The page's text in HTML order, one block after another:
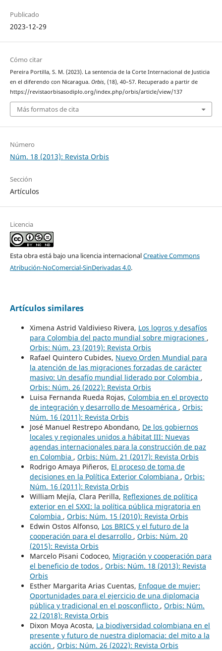
Publicado
2023-12-29
Cómo citar
Pereira Portilla, S. M. (2023). La sentencia de la Corte Internacional de Justicia
en el diferendo con Nicaragua. Orbis, (18), 40–57. Recuperado a partir de
https://revistaorbisasodiplo.org/index.php/orbis/article/view/137
Más formatos de cita
Número
Núm. 18 (2013): Revista Orbis
Sección
Artículos
Licencia
Esta obra está bajo una licencia internacionalCreative Commons
Atribución-NoComercial-SinDerivadas 4.0.
Artículos similares
Ximena Astrid Valdivieso Rivera, Los logros y desafíos
para Colombia del pacto mundial sobre migraciones ,
Orbis: Núm. 23 (2019): Revista Orbis
Rafael Quintero Cubides, Nuevo Orden Mundial para
la atención de las migraciones forzadas de carácter
masivo: Un desafío mundial liderado por Colombia ,
Orbis: Núm. 26 (2022): Revista Orbis
Luisa Fernanda Rueda Rojas, Colombia en el proyecto
de integración y desarrollo de Mesoamérica , Orbis:
Núm. 16 (2011): Revista Orbis
José Manuel Restrepo Abondano, De los gobiernos
locales y regionales unidos a hábitat III: Nuevas
agendas internacionales para la construcción de paz
en Colombia , Orbis: Núm. 21 (2017): Revista Orbis
Rodrigo Amaya Piñeros, El proceso de toma de
decisiones en la Política Exterior Colombiana , Orbis:
Núm. 16 (2011): Revista Orbis
William Mejía, Clara Perilla, Reflexiones de política
exterior en el SXXI: la política pública migratoria en
Colombia , Orbis: Núm. 15 (2010): Revista Orbis
Edwin Ostos Alfonso, Los BRICS y el futuro de la
cooperación para el desarrollo , Orbis: Núm. 20
(2015): Revista Orbis
Marcelo Pisani Codoceo, Migración y cooperación para
el beneficio de todos , Orbis: Núm. 18 (2013): Revista
Orbis
Esther Margarita Arias Cuentas, Enfoque de mujer:
Oportunidades para el ejercicio de una diplomacia
pública y tradicional en el posconflicto , Orbis: Núm.
22 (2018): Revista Orbis
Dixon Moya Acosta, La biodiversidad colombiana en el
presente y futuro de nuestra diplomacia: del mito a la
acción , Orbis: Núm. 26 (2022): Revista Orbis